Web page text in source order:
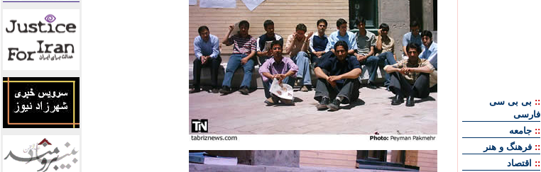
:: بی بی سی
فارسی
:: جامعه
:: فرهنگ و هنر
:: اقتصاد